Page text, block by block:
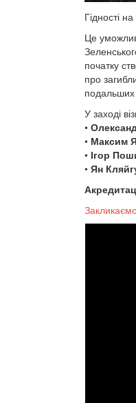
Гідності
Це
початку
про
подальших
У заході
•
• Максим
• Ігор
• Ян